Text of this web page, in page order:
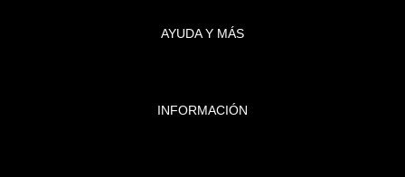
AYUDA Y MÁS
INFORMACIÓN